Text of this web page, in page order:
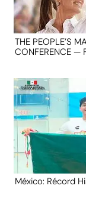
THE PEOPLE’S
CONFERENCE —
México: Récord